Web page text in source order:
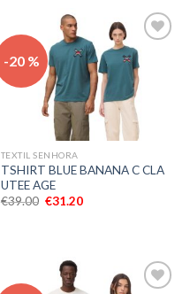
-20 %
Adicionar
aos meus
desejos
TEXTIL SENHORA
TSHIRT BLUE BANANA C CLA
UTEE AGE
€39.00 €31.20